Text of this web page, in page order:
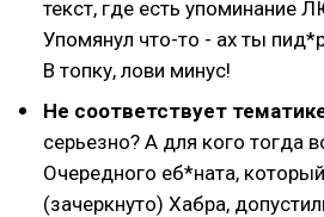
текст, где есть упоминание
Упомянул что-то - ах ты
В топку, лови минус!
Не соответствует
серьезно? А для кого тогда
Очередного еб*ната,
(зачеркнуто) Хабра,